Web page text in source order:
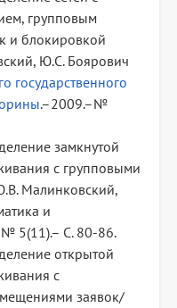
групповым
и блокировкой
Ю.С. Боярович
государственного
.–2009.–№
замкнутой
с групповыми
Малинковский,
и
5(11).– С. 80-86.
открытой
с
заявок/